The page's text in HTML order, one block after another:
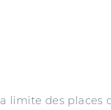
limite des places